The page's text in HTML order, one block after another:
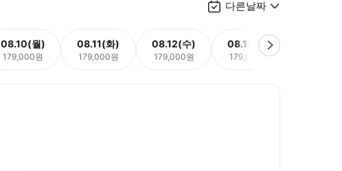
다른날짜
08.10(월)
179,000원
08.11(화)
179,000원
08.12(수)
179,000원
08.13(목)
179,000원